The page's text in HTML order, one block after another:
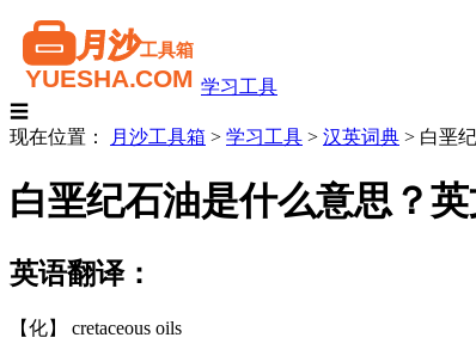
学习工具
☰
现在位置：
月沙工具箱 > 学习工具 > 汉英词典 > 白垩
白垩纪石油是什么意思？
英语翻译：
【化】 cretaceous oils